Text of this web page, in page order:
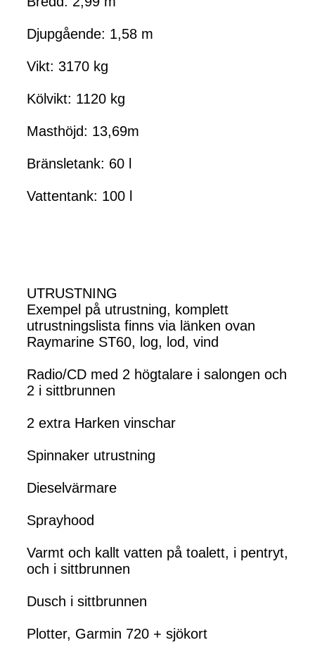
Djupgående: 1,58 m
Vikt: 3170 kg
Kölvikt: 1120 kg
Masthöjd: 13,69m
Bränsletank: 60 l
Vattentank: 100 l
UTRUSTNING
Exempel på utrustning, komplett
utrustningslista finns via länken ovan
Raymarine ST60, log, lod, vind
Radio/CD med 2 högtalare i salongen och
2 i sittbrunnen
2 extra Harken vinschar
Spinnaker utrustning
Dieselvärmare
Sprayhood
Varmt och kallt vatten på toalett, i pentryt,
och i sittbrunnen
Dusch i sittbrunnen
Plotter, Garmin 720 + sjökort